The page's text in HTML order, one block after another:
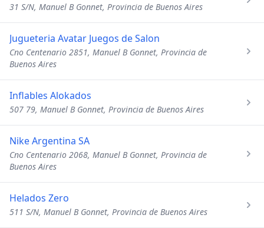
31 S/N, Manuel B Gonnet, Provincia de Buenos Aires
Jugueteria Avatar Juegos de Salon
Cno Centenario 2851, Manuel B Gonnet, Provincia de
Buenos Aires
Inflables Alokados
507 79, Manuel B Gonnet, Provincia de Buenos Aires
Nike Argentina SA
Cno Centenario 2068, Manuel B Gonnet, Provincia de
Buenos Aires
Helados Zero
511 S/N, Manuel B Gonnet, Provincia de Buenos Aires